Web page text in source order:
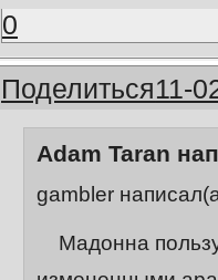
0
Поделиться11-
Adam Taran
gambler
Мадонна